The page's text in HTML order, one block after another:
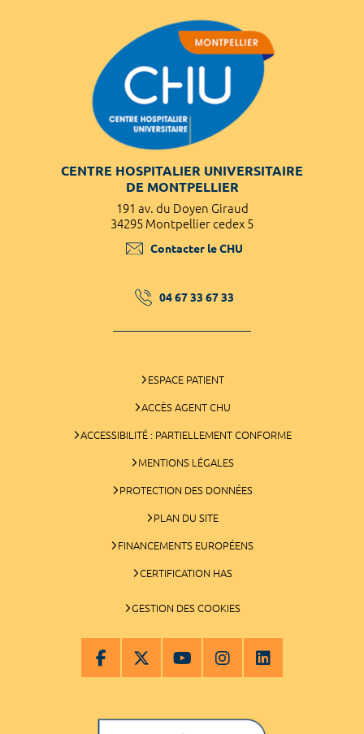
CENTRE HOSPITALIER UNIVERSITAIRE
DE MONTPELLIER
191 av. du Doyen Giraud
34295 Montpellier cedex 5
Contacter le CHU
04 67 33 67 33
ESPACE PATIENT
ACCÈS AGENT CHU
ACCESSIBILITÉ : PARTIELLEMENT CONFORME
MENTIONS LÉGALES
PROTECTION DES DONNÉES
PLAN DU SITE
FINANCEMENTS EUROPÉENS
CERTIFICATION HAS
GESTION DES COOKIES